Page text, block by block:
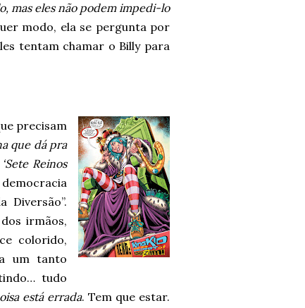
mas eles não podem impedi-lo
modo, ela se pergunta por
tentam chamar o Billy para
precisam
que dá pra
Reinos
Diversão”.
irmãos,
colorido,
um tanto
tudo
está errada. Tem que estar.